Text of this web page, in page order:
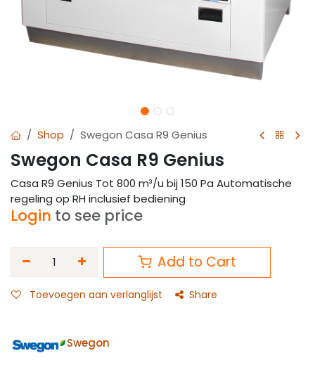
Shop Swegon Casa R9 Genius
Swegon Casa R9 Genius
Casa R9 Genius Tot 800 m³/u bij 150 Pa Automatische
regeling op RH inclusief bediening
Login to see price
Add to Cart
Toevoegen aan verlanglijst Share
Swegon